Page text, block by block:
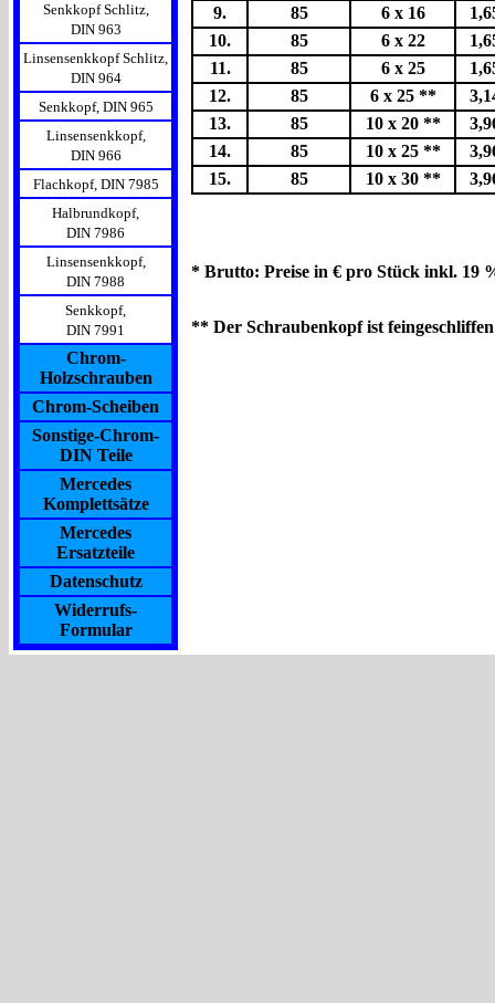
Senkkopf Schlitz,
DIN 963
Linsensenkkopf Schlitz,
DIN 964
Senkkopf, DIN 965
Linsensenkkopf,
DIN 966
Flachkopf, DIN 7985
Halbrundkopf,
DIN 7986
Linsensenkkopf,
DIN 7988
Senkkopf,
DIN 7991
Chrom-
Holzschrauben
Chrom-Scheiben
Sonstige-Chrom-
DIN Teile
Mercedes
Komplettsätze
Mercedes
Ersatzteile
Datenschutz
Widerrufs-
Formular
9.
85 6 x 16
10.
85 6 x 22
11.
85 6 x 25
12.
85 6 x 25 **
13.
85 10 x 20 **
14.
85 10 x 25 **
15.
85 10 x 30 **
* Brutto: Preise in € pro Stück inkl. 19
** Der Schraubenkopf ist